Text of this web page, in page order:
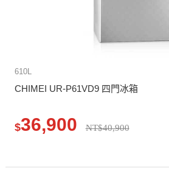
610L
CHIMEI UR-P61VD9 四門冰箱
$36,900 NT$40,900